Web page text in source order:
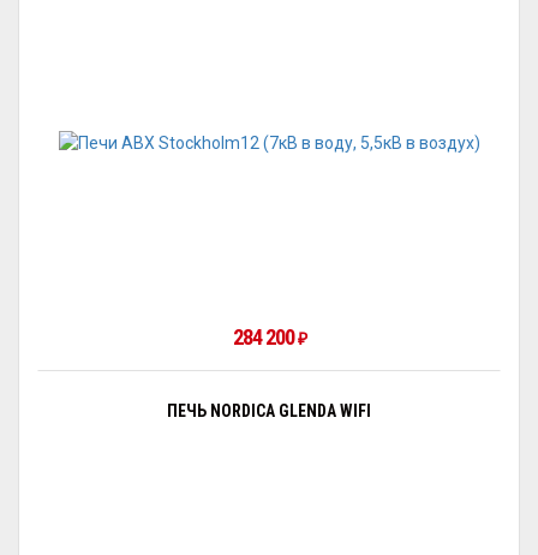
284 200₽
ПЕЧЬ NORDICA GLENDA WIFI